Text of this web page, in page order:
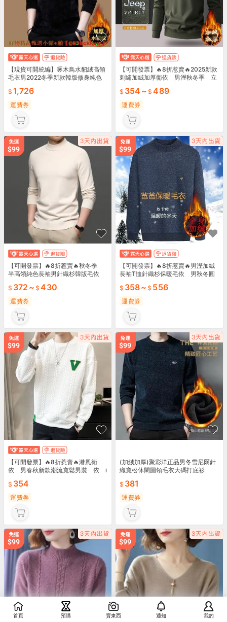
【現貨可開統編】啄木鳥水貂絨高領
毛衣男2022冬季新款韓版修身純色
1,726
運費券
【可開發票】🔥8折惹賣🔥2025新款
刺繡加絨加厚衛依 男溼秋冬季 立
354 ~ 489
運費券
【可開發票】🔥8折惹賣🔥秋冬季
半高領純色長袖男針織杉韓版毛依
372 ~ 430
運費券
【可開發票】🔥8折惹賣🔥男溼加絨
長袖T恤針織杉保暖毛依 男秋冬圓
358~ 556
運費券
【可開發票】🔥8折惹賣🔥港風衛
依 男春秋新款潮流寬鬆男裝 依 i
354
運費券
(加絨加厚)聚彩洋正品男冬雪尼爾針
織寬松休閑圓領毛衣大碼打底衫
381
運費券
首頁 預購 賣東西 通知 我的